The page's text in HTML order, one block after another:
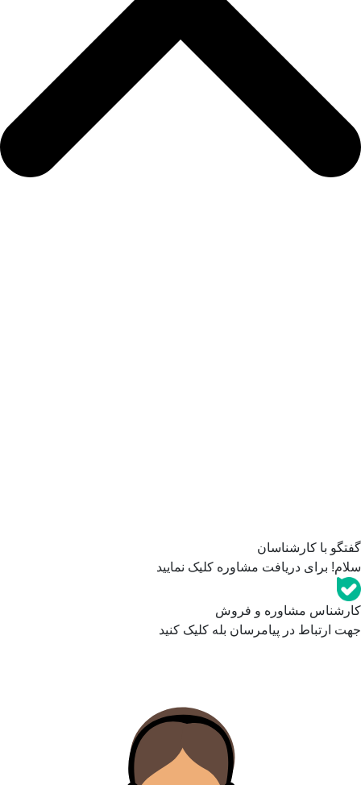
گفتگو با کارشناسان
سلام! برای دریافت مشاوره کلیک نمایید
کارشناس مشاوره و فروش
جهت ارتباط در پیامرسان بله کلیک کنید